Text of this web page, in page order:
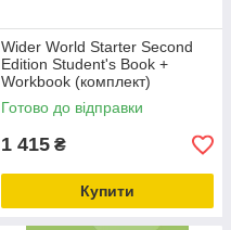
Wider World Starter Second
Edition Student's Book +
Workbook (комплект)
Готово до відправки
1 415 ₴
Купити